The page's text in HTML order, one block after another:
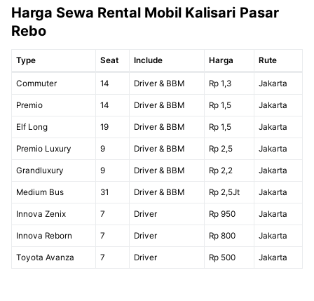
Harga Sewa Rental Mobil Kalisari Pasar
Rebo
Type Seat Include Harga Rute
Commuter 14 Driver & BBM Rp 1,3 Jakarta
Premio 14 Driver & BBM Rp 1,5 Jakarta
Elf Long 19 Driver & BBM Rp 1,5 Jakarta
Premio Luxury 9 Driver & BBM Rp 2,5 Jakarta
Grandluxury 9 Driver & BBM Rp 2,2 Jakarta
Medium Bus 31 Driver & BBM Rp 2,5Jt Jakarta
Innova Zenix 7 Driver Rp 950 Jakarta
Innova Reborn 7 Driver Rp 800 Jakarta
Toyota Avanza 7 Driver Rp 500 Jakarta